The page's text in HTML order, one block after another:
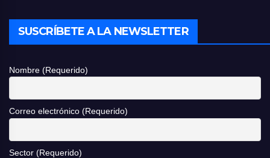
SUSCRÍBETE A LA NEWSLETTER
Nombre (Requerido)
Correo electrónico (Requerido)
Sector (Requerido)